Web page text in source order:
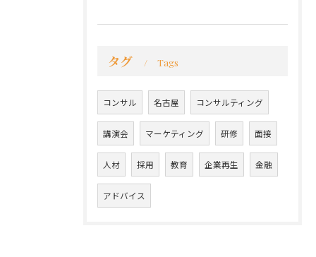
タグ Tags
コンサル 名古屋 コンサルティング
講演会 マーケティング 研修 面接
人材 採用 教育 企業再生 金融
アドバイス